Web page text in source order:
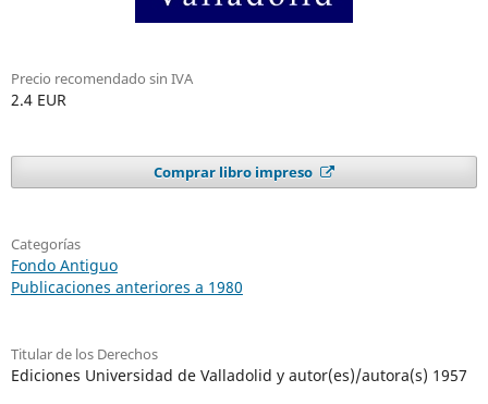
Precio recomendado sin IVA
2.4 EUR
Comprar libro impreso
Categorías
Fondo Antiguo
Publicaciones anteriores a 1980
Titular de los Derechos
Ediciones Universidad de Valladolid y autor(es)/autora(s) 1957